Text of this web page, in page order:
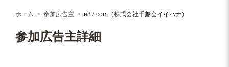
ホーム 参加広告主 e87.com（株式会社千趣会イイハナ）
参加広告主詳細